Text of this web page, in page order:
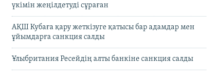
үкімін жеңілдетуді сұраған
АҚШ Кубаға қару жеткізуге қатысы бар адамдар мен
ұйымдарға санкция салды
Ұлыбритания Ресейдің алты банкіне санкция салды